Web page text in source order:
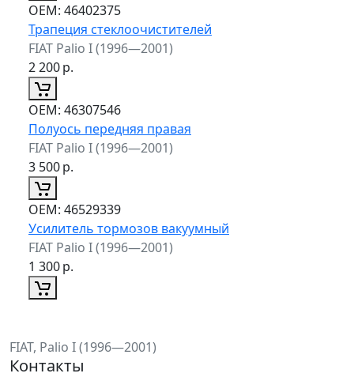
ОЕМ: 46402375
Трапеция стеклоочистителей
FIAT Palio I (1996—2001)
2 200р.
ОЕМ: 46307546
Полуось передняя правая
FIAT Palio I (1996—2001)
3 500р.
ОЕМ: 46529339
Усилитель тормозов вакуумный
FIAT Palio I (1996—2001)
1 300р.
FIAT, Palio I (1996—2001)
Контакты